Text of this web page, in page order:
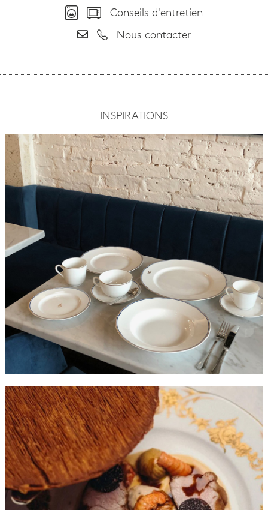
Conseils d'entretien
Nous contacter
INSPIRATIONS